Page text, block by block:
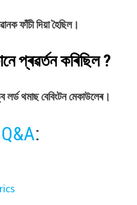
ফাঁচী দিয়া হৈছিল।
প্ৰৱর্তন কৰিছিল ?
লৰ্ড থমাছ বেবিংটন মেকাউলেৰ।
: